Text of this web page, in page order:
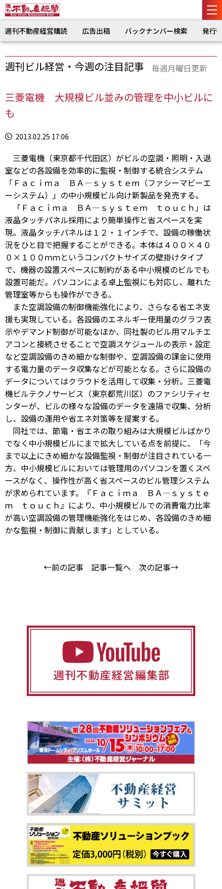
週刊不動産経営購読 広告出稿 バックナンバー検索 発行
週刊ビル経営・今週の注目記事 毎週月曜日更新
三菱電機 大規模ビル並みの管理を中小ビルに
も
2013.02.25 17:06
三菱電機（東京都千代田区）がビルの空調・照明・入退
室などの各設備を効率的に監視・制御する統合システム
「Ｆａｃｉｍａ ＢＡ―ｓｙｓｔｅｍ（ファシーマビーエ
ーシステム）」の中小規模ビル向け新製品を発売する。
「Ｆａｃｉｍａ ＢＡ―ｓｙｓｔｅｍ ｔｏｕｃｈ」は
液晶タッチパネル採用により簡単操作と省スペースを実
現。液晶タッチパネルは１２・１インチで、設備の稼働状
況をひと目で把握することができる。本体は４００×４０
０×１００ｍｍというコンパクトサイズの壁掛けタイプ
で、機器の設置スペースに制約がある中小規模のビルでも
設置可能だ。パソコンによる卓上監視にも対応し、離れた
管理室等からも操作ができる。
また空調設備の制御機能強化により、さらなる省エネ支
援も実現している。各設備のエネルギー使用量のグラフ表
示やデマンド制御が可能なほか、同社製のビル用マルチエ
アコンと接続させることで空調スケジュールの表示・設定
など空調設備のきめ細かな制御や、空調設備の課金に使用
する電力量のデータ収集などが可能となる。さらに設備の
データについてはクラウドを活用して収集・分析。三菱電
機ビルテクノサービス（東京都荒川区）のファシリティセ
ンターが、ビルの様々な設備のデータを遠隔で収集、分析
し、設備の運用や省エネ対策等を提案する。
同社では、節電・省エネの取り組みは大規模ビルばかり
でなく中小規模ビルにまで拡大している点を前提に、「今
まで以上にきめ細かな設備監視・制御が注目されている一
方、中小規模ビルにおいては管理用のパソコンを置くスペ
ースがなく、操作性が高く省スペースのビル管理システム
が求められています。『Ｆａｃｉｍａ ＢＡ―ｓｙｓｔｅ
ｍ ｔｏｕｃｈ』により、中小規模ビルでの消費電力比率
が高い空調設備の管理機能強化をはじめ、各設備のきめ細
かな監視・制御に貢献します」としている。
←前の記事 記事一覧へ 次の記事→